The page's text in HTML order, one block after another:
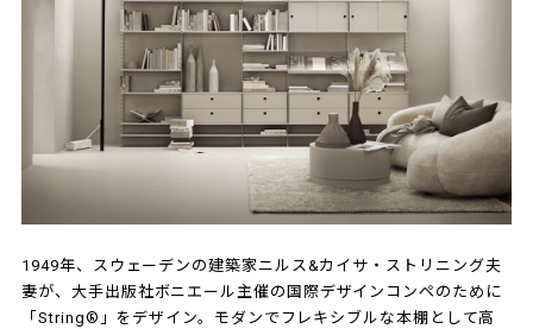
1949年、スウェーデンの建築家ニルス&カイサ・ストリニング夫
妻が、大手出版社ボニエール主催の国際デザインコンペのために
「String®」をデザイン。モダンでフレキシブルな本棚として高